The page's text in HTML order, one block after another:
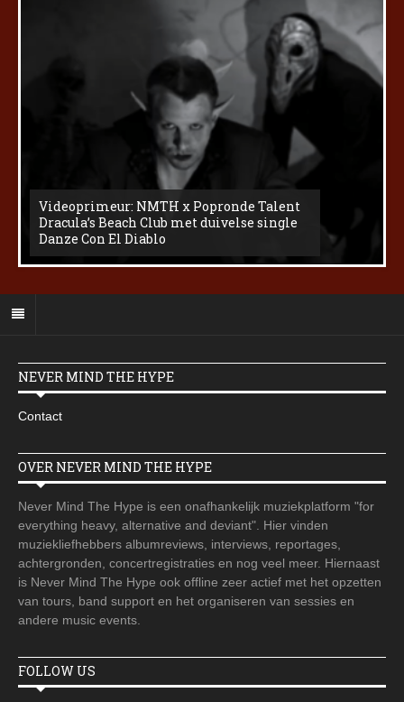
Videoprimeur: NMTH x Popronde Talent
Dracula’s Beach Club met duivelse single
Danze Con El Diablo
NEVER MIND THE HYPE
Contact
OVER NEVER MIND THE HYPE
Never Mind The Hype is een onafhankelijk muziekplatform "for
everything heavy, alternative and deviant". Hier vinden
muziekliefhebbers albumreviews, interviews, reportages,
achtergronden, concertregistraties en nog veel meer. Hiernaast
is Never Mind The Hype ook offline zeer actief met het opzetten
van tours, band support en het organiseren van sessies en
andere music events.
FOLLOW US